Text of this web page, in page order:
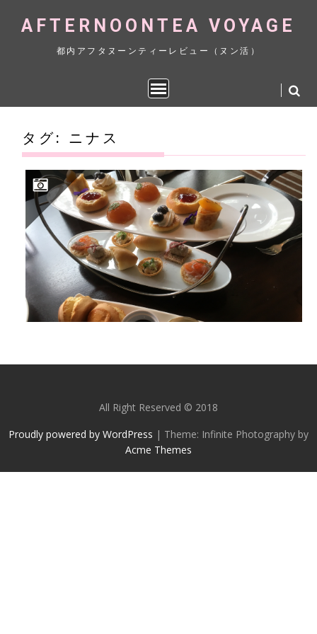
to
AFTERNOONTEA VOYAGE
都内アフタヌーンティーレビュー（ヌン活）
タグ: ニナス
All Right Reserved © 2018
Proudly powered by WordPress | Theme: Infinite Photography by
Acme Themes